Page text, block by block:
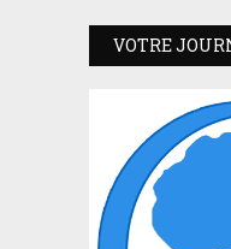
VOTRE